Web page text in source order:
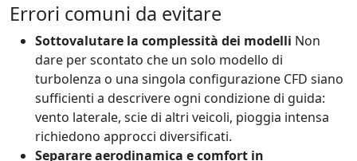
Errori comuni da evitare
Sottovalutare la complessità dei modelli Non
dare per scontato che un solo modello di
turbolenza o una singola configurazione CFD siano
sufficienti a descrivere ogni condizione di guida:
vento laterale, scie di altri veicoli, pioggia intensa
richiedono approcci diversificati.
Separare aerodinamica e comfort in